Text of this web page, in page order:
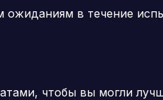
в течение
чтобы вы могли